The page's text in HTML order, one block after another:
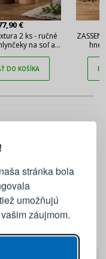
stránka bola
umožňujú
záujmom.
€
2 ks - ručné
na soľ a
DO KOŠÍKA
účtu